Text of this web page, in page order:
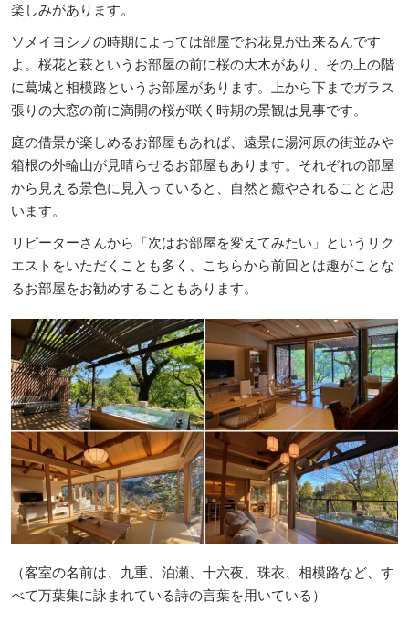
楽しみがあります。
ソメイヨシノの時期によっては部屋でお花見が出来るんです
よ。桜花と萩というお部屋の前に桜の大木があり、その上の階
に葛城と相模路というお部屋があります。上から下までガラス
張りの大窓の前に満開の桜が咲く時期の景観は見事です。
庭の借景が楽しめるお部屋もあれば、遠景に湯河原の街並みや
箱根の外輪山が見晴らせるお部屋もあります。それぞれの部屋
から見える景色に見入っていると、自然と癒やされることと思
います。
リピーターさんから「次はお部屋を変えてみたい」というリク
エストをいただくことも多く、こちらから前回とは趣がことな
るお部屋をお勧めすることもあります。
（客室の名前は、九重、泊瀬、十六夜、珠衣、相模路など、す
べて万葉集に詠まれている詩の言葉を用いている）